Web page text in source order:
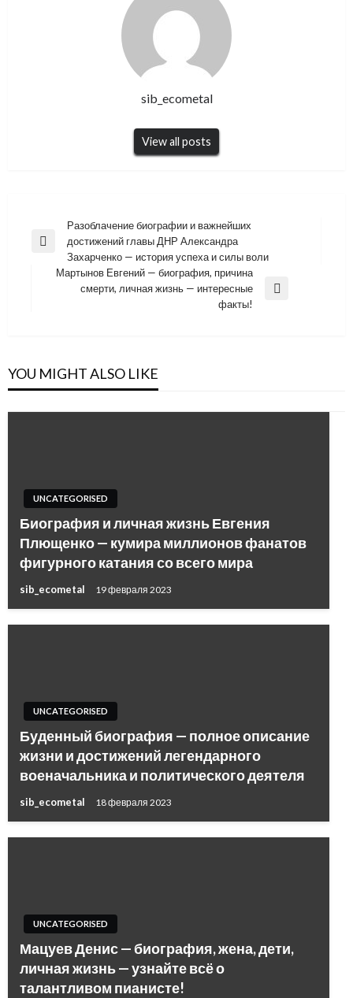
sib_ecometal
View all posts
Навигация
по
записям
Previous
Разоблачение биографии и важнейших
достижений главы ДНР Александра
Захарченко — история успеха и силы воли
Мартынов Евгений — биография, причина
смерти, личная жизнь — интересные
факты!
YOU MIGHT ALSO LIKE
UNCATEGORISED
Биография и личная жизнь Евгения
Плющенко — кумира миллионов фанатов
фигурного катания со всего мира
sib_ecometal 19 февраля 2023
UNCATEGORISED
Буденный биография — полное описание
жизни и достижений легендарного
военачальника и политического деятеля
sib_ecometal 18 февраля 2023
UNCATEGORISED
Мацуев Денис — биография, жена, дети,
личная жизнь — узнайте всё о
талантливом пианисте!